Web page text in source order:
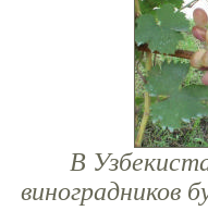
В
виноградников